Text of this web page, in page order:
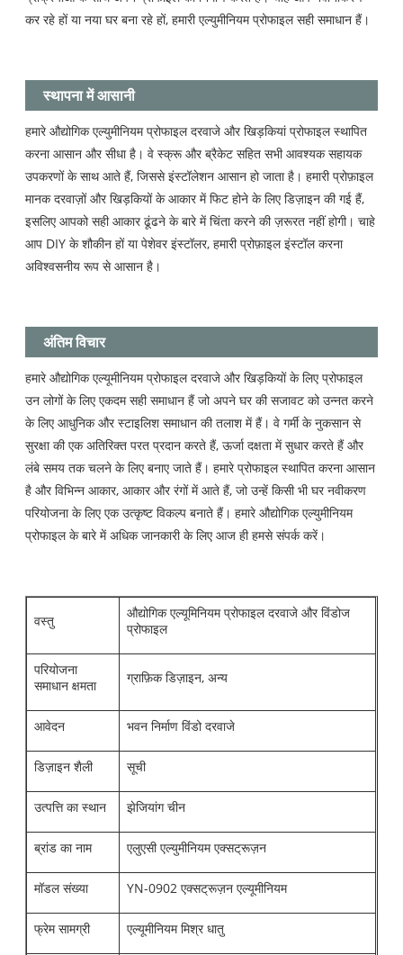
कर रहे हों या नया घर बना रहे हों, हमारी एल्युमीनियम प्रोफाइल सही समाधान हैं।
स्थापना में आसानी
हमारे औद्योगिक एल्युमीनियम प्रोफाइल दरवाजे और खिड़कियां प्रोफाइल स्थापित
करना आसान और सीधा है। वे स्क्रू और ब्रैकेट सहित सभी आवश्यक सहायक
उपकरणों के साथ आते हैं, जिससे इंस्टॉलेशन आसान हो जाता है। हमारी प्रोफ़ाइल
मानक दरवाज़ों और खिड़कियों के आकार में फिट होने के लिए डिज़ाइन की गई हैं,
इसलिए आपको सही आकार ढूंढने के बारे में चिंता करने की ज़रूरत नहीं होगी। चाहे
आप DIY के शौकीन हों या पेशेवर इंस्टॉलर, हमारी प्रोफ़ाइल इंस्टॉल करना
अविश्वसनीय रूप से आसान है।
अंतिम विचार
हमारे औद्योगिक एल्यूमीनियम प्रोफाइल दरवाजे और खिड़कियों के लिए प्रोफाइल
उन लोगों के लिए एकदम सही समाधान हैं जो अपने घर की सजावट को उन्नत करने
के लिए आधुनिक और स्टाइलिश समाधान की तलाश में हैं। वे गर्मी के नुकसान से
सुरक्षा की एक अतिरिक्त परत प्रदान करते हैं, ऊर्जा दक्षता में सुधार करते हैं और
लंबे समय तक चलने के लिए बनाए जाते हैं। हमारे प्रोफाइल स्थापित करना आसान
है और विभिन्न आकार, आकार और रंगों में आते हैं, जो उन्हें किसी भी घर नवीकरण
परियोजना के लिए एक उत्कृष्ट विकल्प बनाते हैं। हमारे औद्योगिक एल्युमीनियम
प्रोफाइल के बारे में अधिक जानकारी के लिए आज ही हमसे संपर्क करें।
वस्तु
औद्योगिक एल्यूमिनियम प्रोफाइल दरवाजे और विंडोज
प्रोफाइल
परियोजना
समाधान क्षमता
ग्राफ़िक डिज़ाइन, अन्य
आवेदन भवन निर्माण विंडो दरवाजे
डिज़ाइन शैली सूची
उत्पत्ति का स्थान झेजियांग चीन
ब्रांड का नाम एलुएसी एल्युमीनियम एक्सट्रूज़न
मॉडल संख्या YN-0902 एक्सट्रूज़न एल्यूमीनियम
फ्रेम सामग्री एल्यूमीनियम मिश्र धातु